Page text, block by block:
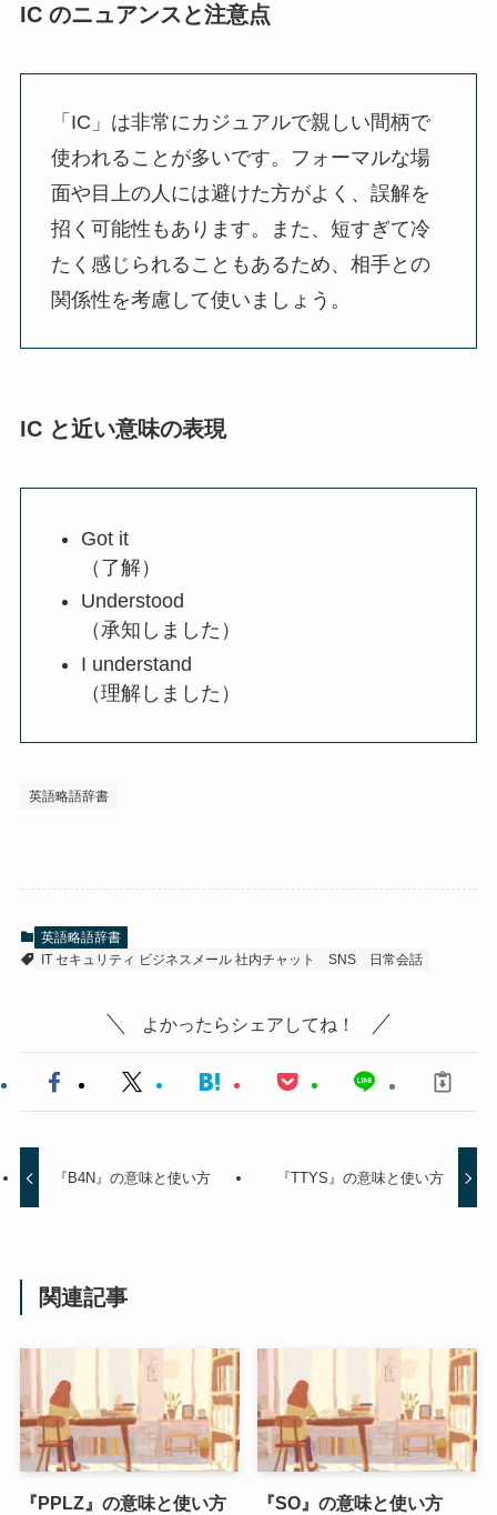
IC のニュアンスと注意点
「IC」は非常にカジュアルで親しい間柄で
使われることが多いです。フォーマルな場
面や目上の人には避けた方がよく、誤解を
招く可能性もあります。また、短すぎて冷
たく感じられることもあるため、相手との
関係性を考慮して使いましょう。
IC と近い意味の表現
Got it
（了解）
Understood
（承知しました）
I understand
（理解しました）
英語略語辞書
英語略語辞書
IT セキュリティ ビジネスメール 社内チャット
SNS 日常会話
よかったらシェアしてね！
『B4N』の意味と使い方 『TTYS』の意味と使い方
関連記事
『PPLZ』の意味と使い方 『SO』の意味と使い方